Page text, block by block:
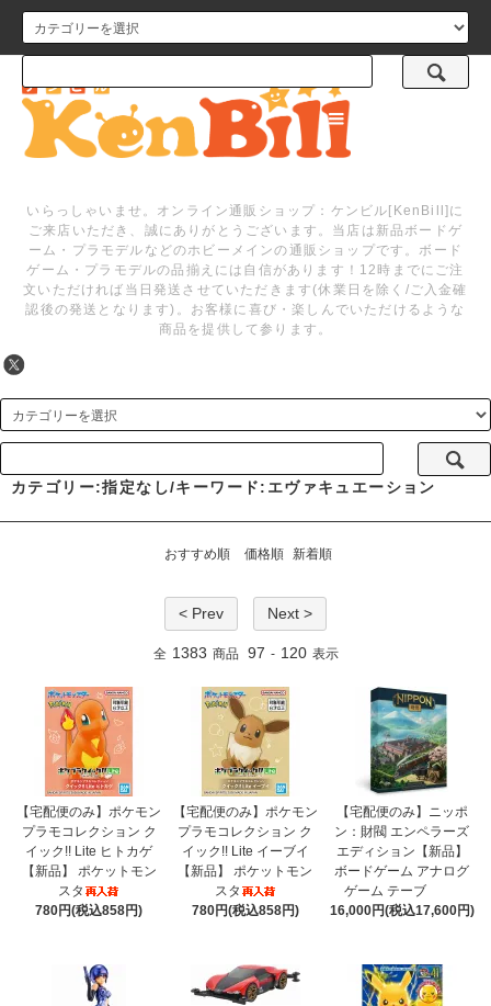
メニュー
いらっしゃいませ。オンライン通販ショップ：ケンビル[KenBill]に
ご来店いただき、誠にありがとうございます。当店は新品ボードゲ
ーム・プラモデルなどのホビーメインの通販ショップです。ボード
ゲーム・プラモデルの品揃えには自信があります！12時までにご注
文いただければ当日発送させていただきます(休業日を除く/ご入金確
認後の発送となります)。お客様に喜び・楽しんでいただけるような
商品を提供して参ります。
カテゴリー:指定なし/キーワード:エヴァキュエーション
おすすめ順 価格順 新着順
< Prev Next >
全 1383 商品 97 - 120 表示
【宅配便のみ】ポケモン
プラモコレクション ク
イック!! Lite ヒトカゲ
【新品】 ポケットモン
スタ
780円(税込858円)
【宅配便のみ】ポケモン
プラモコレクション ク
イック!! Lite イーブイ
【新品】 ポケットモン
スタ
780円(税込858円)
【宅配便のみ】ニッポ
ン：財閥 エンペラーズ
エディション【新品】
ボードゲーム アナログ
ゲーム テーブ
16,000円(税込17,600円)